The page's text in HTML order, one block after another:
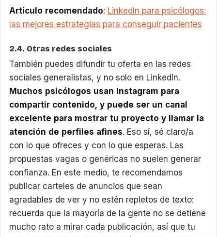
Artículo recomendado: LinkedIn para psicólogos:
las mejores estrategias para conseguir pacientes
2.4. Otras redes sociales
También puedes difundir tu oferta en las redes
sociales generalistas, y no solo en LinkedIn.
Muchos psicólogos usan Instagram para
compartir contenido, y puede ser un canal
excelente para mostrar tu proyecto y llamar la
atención de perfiles afines. Eso sí, sé claro/a
con lo que ofreces y con lo que esperas. Las
propuestas vagas o genéricas no suelen generar
confianza. En este medio, te recomendamos
publicar carteles de anuncios que sean
agradables de ver y no estén repletos de texto:
recuerda que la mayoría de la gente no se detiene
mucho rato a mirar cada publicación, así que tu